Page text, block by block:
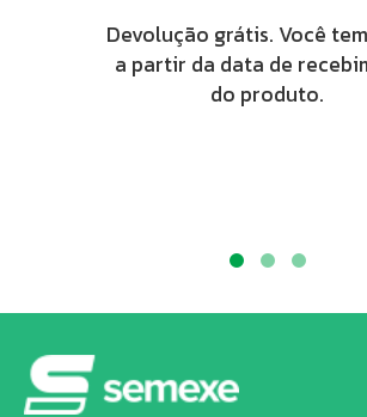
Devolução grátis. Você
a partir da data de
do produto.